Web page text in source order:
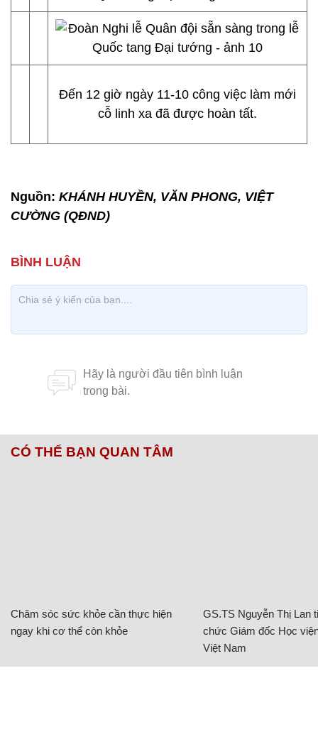
Đến 12 giờ ngày 11-10 công việc làm mới
cỗ linh xa đã được hoàn tất.
Nguồn: KHÁNH HUYỀN, VĂN PHONG, VIỆT
CƯỜNG (QĐND)
CÓ THỂ BẠN QUAN TÂM
Chăm sóc sức khỏe cần thực hiện
ngay khi cơ thể còn khỏe
GS.TS Nguyễn Thị Lan
chức Giám đốc Học
Việt Nam